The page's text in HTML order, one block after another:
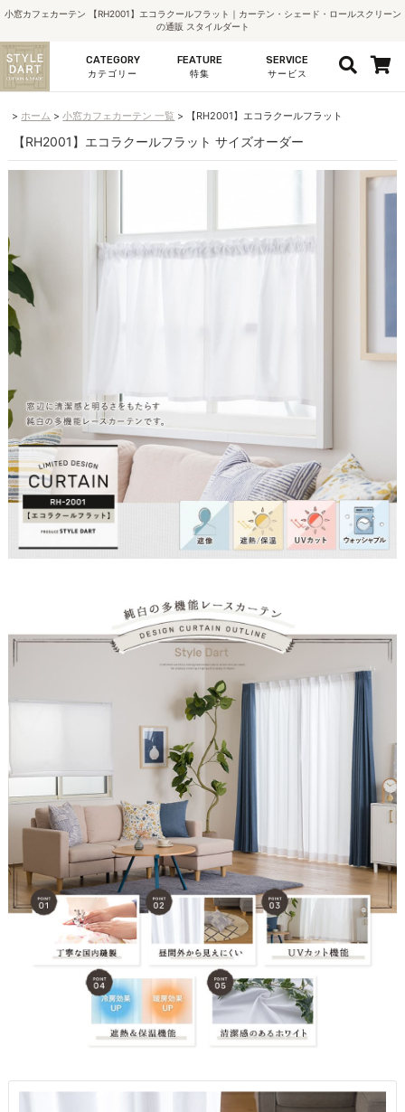
小窓カフェカーテン 【RH2001】エコラクールフラット｜カーテン・シェード・ロールスクリーン
の通販 スタイルダート
CATEGORY
カテゴリー
FEATURE
特集
SERVICE
サービス
ホーム 小窓カフェカーテン 一覧 【RH2001】エコラクールフラット
【RH2001】エコラクールフラット サイズオーダー